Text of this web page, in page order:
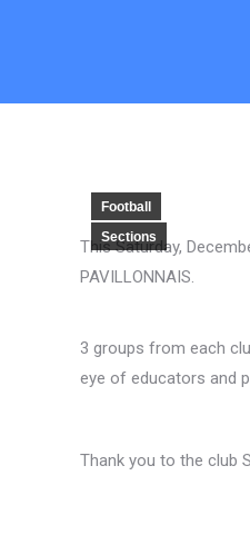
Football
Sections
This Saturday,
PAVILLONNAIS.
3 groups from each
eye of educators and
Thank you to the club